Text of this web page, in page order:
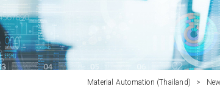
Material Automation (Thailand) >